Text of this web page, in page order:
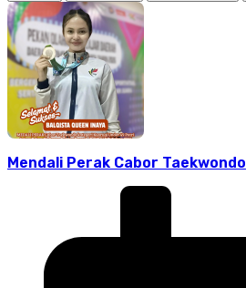
Mendali Perak Cabor Taekwondo